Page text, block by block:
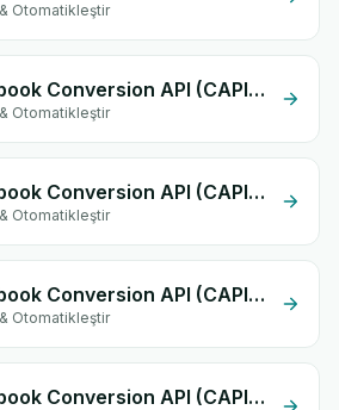
Otomatikleştir
Facebook Conversion API (CAPI) + Olivraison
Otomatikleştir
Facebook Conversion API (CAPI) + STM Express
Otomatikleştir
Facebook Conversion API (CAPI) + Dolicloud
Otomatikleştir
Facebook Conversion API (CAPI) + Mes Colis Express